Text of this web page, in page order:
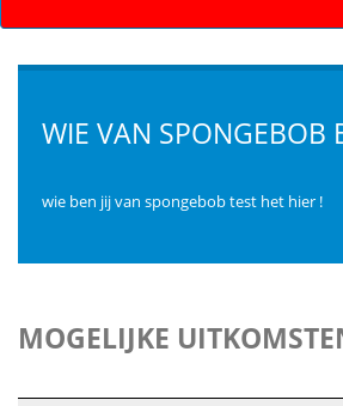
WIE VAN SPONGEBOB
wie ben jij van spongebob test het hier !
MOGELIJKE